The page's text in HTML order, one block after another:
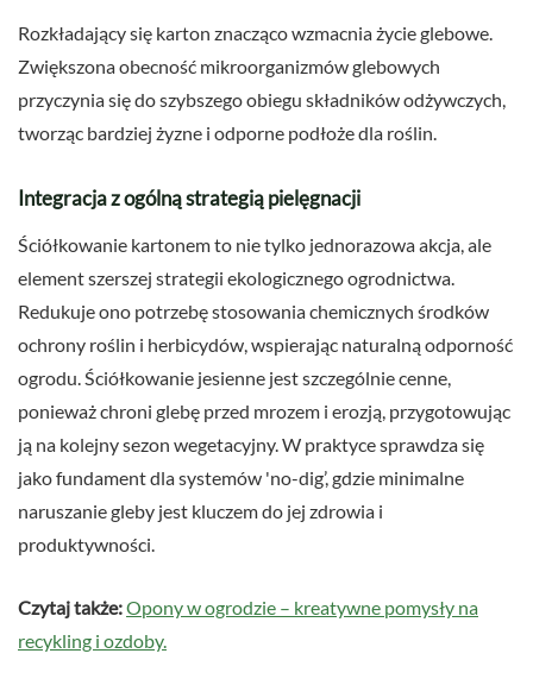
Rozkładający się karton znacząco wzmacnia życie glebowe.
Zwiększona obecność mikroorganizmów glebowych
przyczynia się do szybszego obiegu składników odżywczych,
tworząc bardziej żyzne i odporne podłoże dla roślin.
Integracja z ogólną strategią pielęgnacji
Ściółkowanie kartonem to nie tylko jednorazowa akcja, ale
element szerszej strategii ekologicznego ogrodnictwa.
Redukuje ono potrzebę stosowania chemicznych środków
ochrony roślin i herbicydów, wspierając naturalną odporność
ogrodu. Ściółkowanie jesienne jest szczególnie cenne,
ponieważ chroni glebę przed mrozem i erozją, przygotowując
ją na kolejny sezon wegetacyjny. W praktyce sprawdza się
jako fundament dla systemów 'no-dig’, gdzie minimalne
naruszanie gleby jest kluczem do jej zdrowia i
produktywności.
Czytaj także:Opony w ogrodzie – kreatywne pomysły na
recykling i ozdoby.